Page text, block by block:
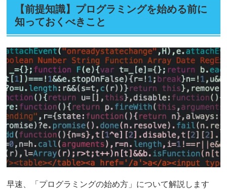
【前提知識】プログラミングを始める前に
知っておくべきこと
早速、「プログラミングの始め方」について解説します